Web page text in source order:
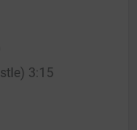
3:15